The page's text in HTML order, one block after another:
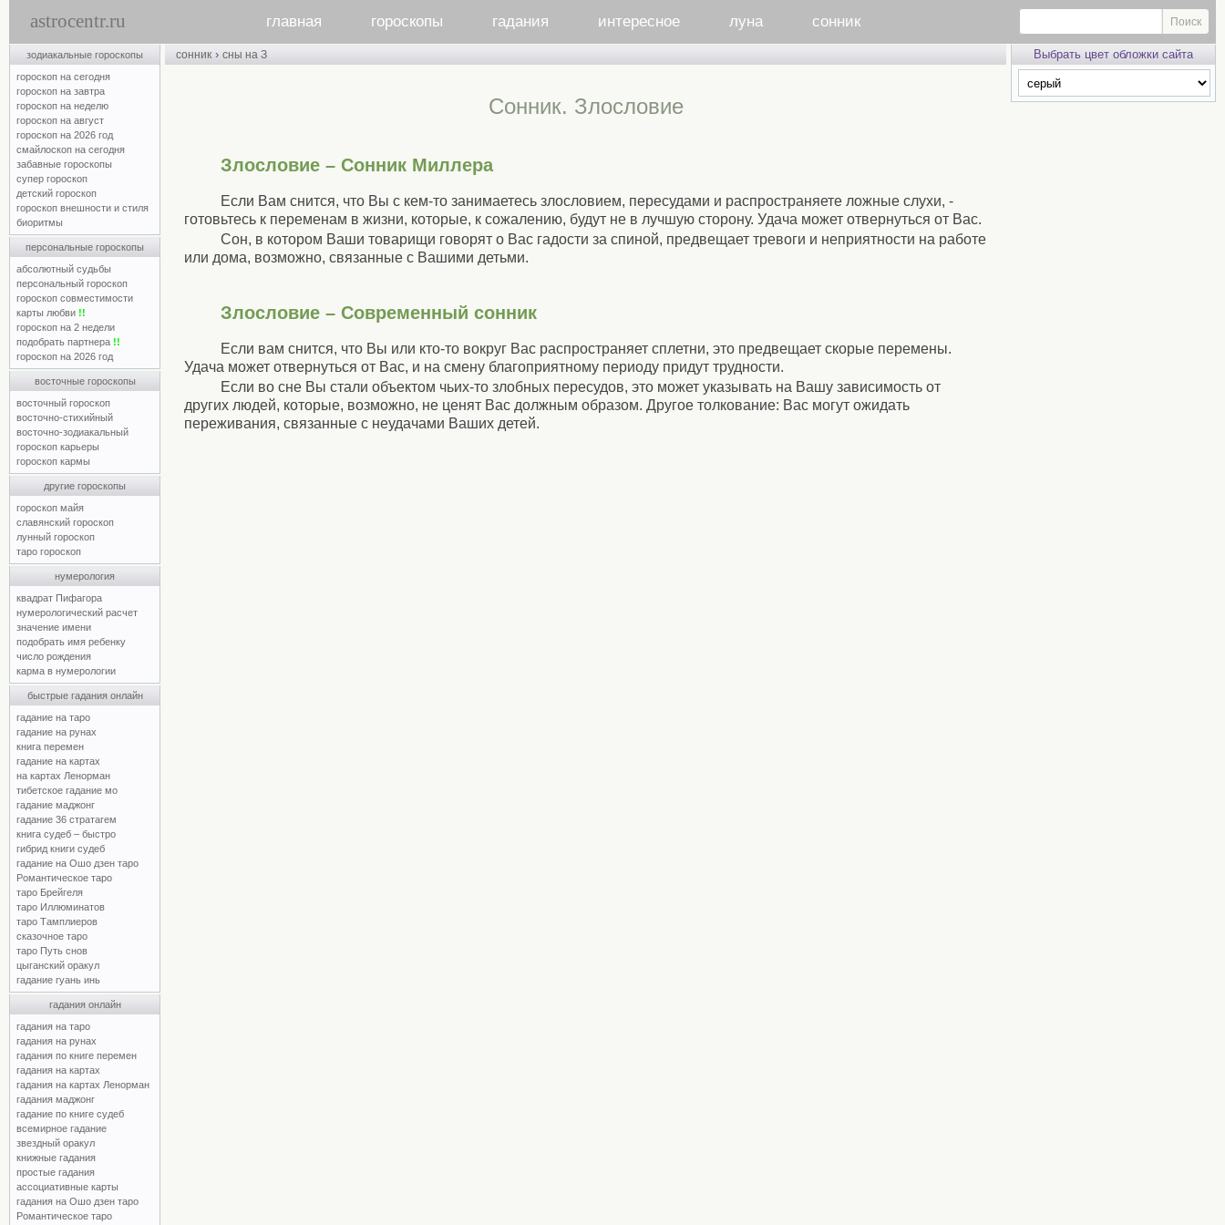
astrocentr.ru главная гороскопы гадания интересное луна сонник
зодиакальные гороскопы
гороскоп на сегодня
гороскоп на завтра
гороскоп на неделю
гороскоп на август
гороскоп на 2026 год
смайлоскоп на сегодня
забавные гороскопы
супер гороскоп
детский гороскоп
гороскоп внешности и стиля
биоритмы
персональные гороскопы
абсолютный судьбы
персональный гороскоп
гороскоп совместимости
карты любви !!
гороскоп на 2 недели
подобрать партнера !!
гороскоп на 2026 год
восточные гороскопы
восточный гороскоп
восточно-стихийный
восточно-зодиакальный
гороскоп карьеры
гороскоп кармы
другие гороскопы
гороскоп майя
славянский гороскоп
лунный гороскоп
таро гороскоп
нумерология
квадрат Пифагора
нумерологический расчет
значение имени
подобрать имя ребенку
число рождения
карма в нумерологии
быстрые гадания онлайн
гадание на таро
гадание на рунах
книга перемен
гадание на картах
на картах Ленорман
тибетское гадание мо
гадание маджонг
гадание 36 стратагем
книга судеб – быстро
гибрид книги судеб
гадание на Ошо дзен таро
Романтическое таро
таро Брейгеля
таро Иллюминатов
таро Тамплиеров
сказочное таро
таро Путь снов
цыганский оракул
гадание гуань инь
гадания онлайн
гадания на таро
гадания на рунах
гадания по книге перемен
гадания на картах
гадания на картах Ленорман
гадания маджонг
гадание по книге судеб
всемирное гадание
звездный оракул
книжные гадания
простые гадания
ассоциативные карты
гадания на Ошо дзен таро
Романтическое таро
сонник › сны на З
Cонник. Злословие
Злословие – Сонник Миллера
Если Вам снится, что Вы с кем-то занимаетесь злословием, пересудами и распространяете ложные слухи, -
готовьтесь к переменам в жизни, которые, к сожалению, будут не в лучшую сторону. Удача может отвернуться от Вас.
Сон, в котором Ваши товарищи говорят о Вас гадости за спиной, предвещает тревоги и неприятности на работе
или дома, возможно, связанные с Вашими детьми.
Злословие – Современный сонник
Если вам снится, что Вы или кто-то вокруг Вас распространяет сплетни, это предвещает скорые перемены.
Удача может отвернуться от Вас, и на смену благоприятному периоду придут трудности.
Если во сне Вы стали объектом чьих-то злобных пересудов, это может указывать на Вашу зависимость от
других людей, которые, возможно, не ценят Вас должным образом. Другое толкование: Вас могут ожидать
переживания, связанные с неудачами Ваших детей.
Выбрать цвет обложки сайта